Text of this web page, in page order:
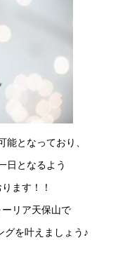
能となっており、
日となるよう
ます！！
リア天保山で
グを叶えましょう♪